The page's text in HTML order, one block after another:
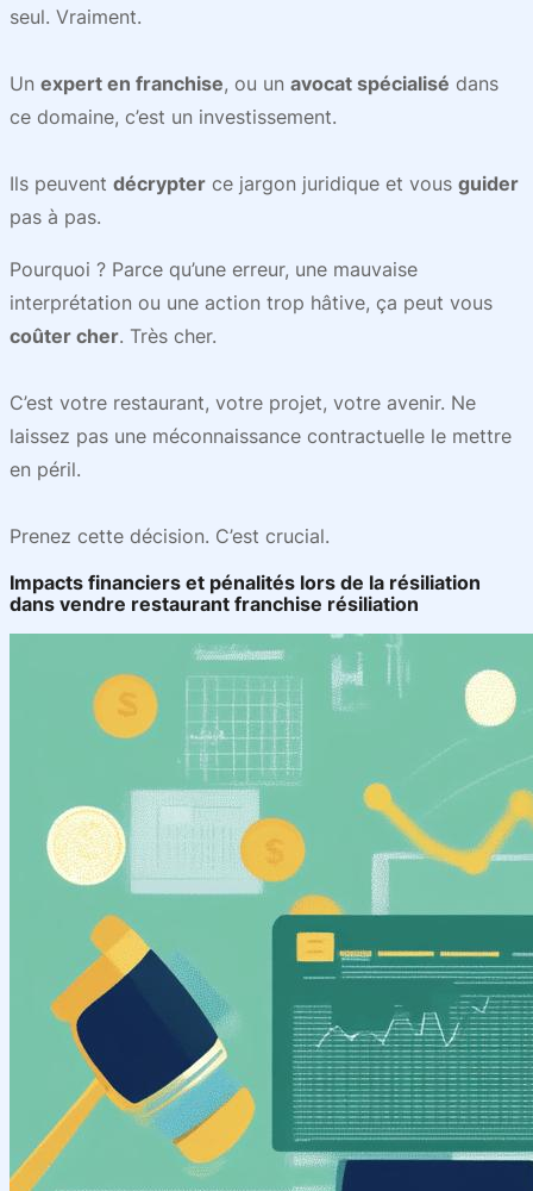
seul. Vraiment.
Un expert en franchise, ou un avocat spécialisé dans
ce domaine, c’est un investissement.
Ils peuvent décrypter ce jargon juridique et vous guider
pas à pas.
Pourquoi ? Parce qu’une erreur, une mauvaise
interprétation ou une action trop hâtive, ça peut vous
coûter cher. Très cher.
C’est votre restaurant, votre projet, votre avenir. Ne
laissez pas une méconnaissance contractuelle le mettre
en péril.
Prenez cette décision. C’est crucial.
Impacts financiers et pénalités lors de la résiliation
dans vendre restaurant franchise résiliation